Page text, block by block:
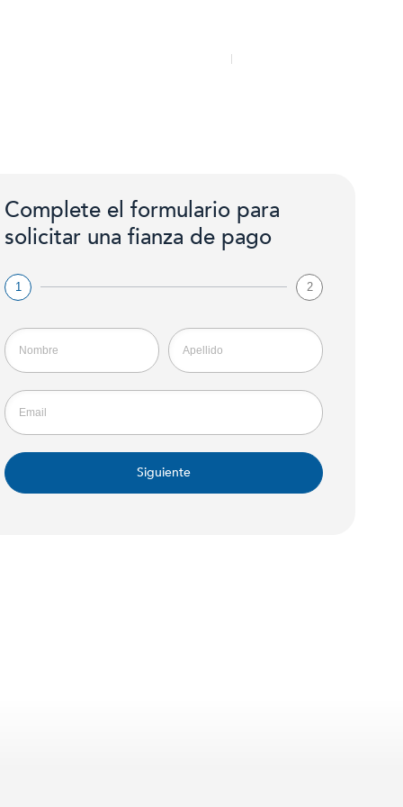
Complete el formulario para
solicitar una fianza de pago
1 2
Siguiente